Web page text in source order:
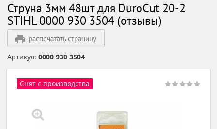
Струна 3мм 48шт для DuroCut 20-2
STIHL 0000 930 3504 (отзывы)
распечатать страницу
Артикул: 0000 930 3504
Снят с производства